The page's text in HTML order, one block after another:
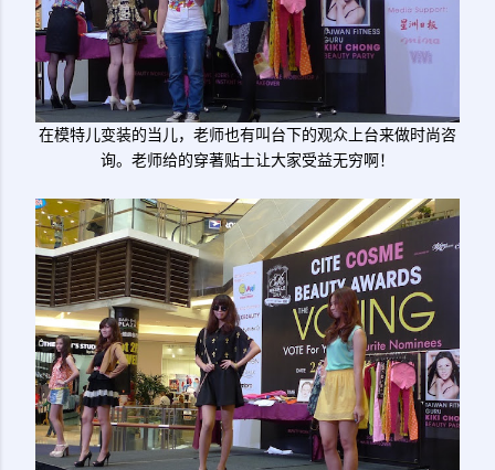
在模特儿变装的当儿，老师也有叫台下的观众上台来做时尚咨
询。老师给的穿著贴士让大家受益无穷啊！